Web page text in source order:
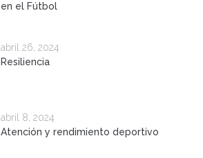
en el Fútbol
abril 26, 2024
Resiliencia
abril 8, 2024
Atención y rendimiento deportivo